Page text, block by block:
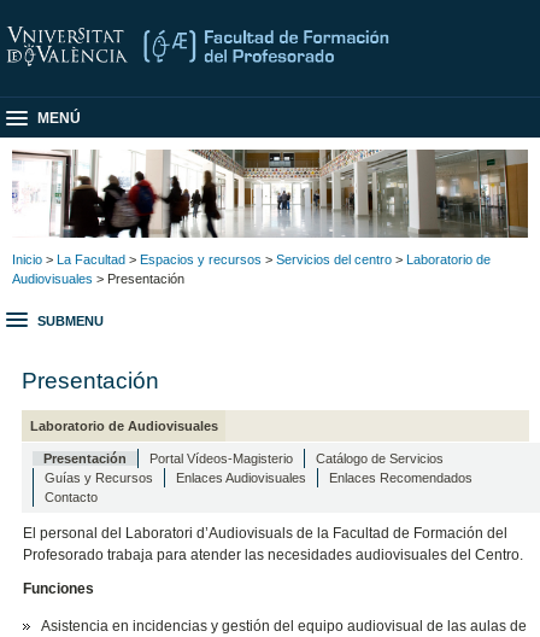
MENÚ
Inicio > La Facultad > Espacios y recursos > Servicios del centro > Laboratorio de
Audiovisuales > Presentación
SUBMENU
Presentación
Laboratorio de Audiovisuales
Presentación Portal Vídeos-Magisterio
Catálogo de Servicios
Guías y Recursos
Enlaces Audiovisuales
Enlaces Recomendados
Contacto
El personal del Laboratori d’Audiovisuals de la Facultad de Formación del
Profesorado trabaja para atender las necesidades audiovisuales del Centro.
Funciones
Asistencia en incidencias y gestión del equipo audiovisual de las aulas de